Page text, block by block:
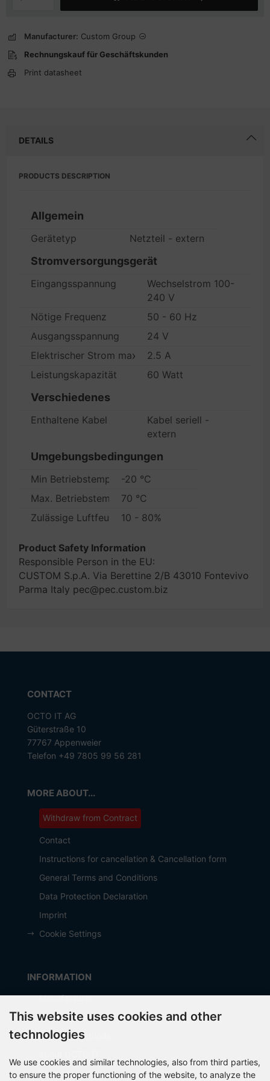
Manufacturer: Custom Group
Rechnungskauf für Geschäftskunden
Print datasheet
DETAILS
PRODUCTS DESCRIPTION
Allgemein
Gerätetyp Netzteil - extern
Stromversorgungsgerät
Eingangsspannung
Wechselstrom 100-
240 V
Nötige Frequenz
50 - 60 Hz
Ausgangsspannung
24 V
Elektrischer Strom max.
2.5 A
Leistungskapazität
60 Watt
Verschiedenes
Enthaltene Kabel
Kabel seriell -
extern
Umgebungsbedingungen
Min Betriebstemperatur-20 °C
Max. Betriebstemperatur
70 °C
Zulässige Luftfeuchtigkeit im Betrieb
10 - 80%
Product Safety Information
Responsible Person in the EU:
CUSTOM S.p.A. Via Berettine 2/B 43010 Fontevivo
Parma Italy pec@pec.custom.biz
CONTACT
OCTO IT AG
Güterstraße 10
77767 Appenweier
Telefon +49 7805 99 56 281
MORE ABOUT...
Withdraw from Contract
Contact
Instructions for cancellation & Cancellation form
General Terms and Conditions
Data Protection Declaration
Imprint
Cookie Settings
INFORMATION
Manufacturer
Shipping costs
Payment Methods
Sitemap
This website uses cookies and other
technologies
We use cookies and similar technologies, also from third parties,
to ensure the proper functioning of the website, to analyze the